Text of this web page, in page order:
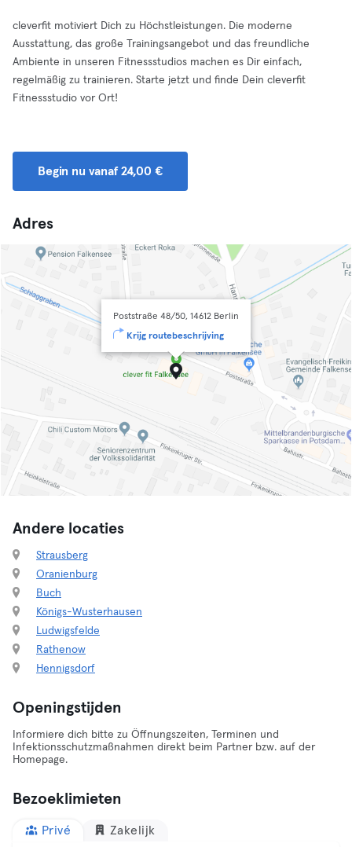
cleverfit motiviert Dich zu Höchstleistungen. Die moderne
Ausstattung, das große Trainingsangebot und das freundliche
Ambiente in unseren Fitnessstudios machen es Dir einfach,
regelmäßig zu trainieren. Starte jetzt und finde Dein cleverfit
Fitnessstudio vor Ort!
Begin nu vanaf 24,00 €
Adres
Poststraße 48/50, 14612 Berlin
Krijg routebeschrijving
Andere locaties
Strausberg
Oranienburg
Buch
Königs-Wusterhausen
Ludwigsfelde
Rathenow
Hennigsdorf
Openingstijden
Informiere dich bitte zu Öffnungszeiten, Terminen und
Infektionsschutzmaßnahmen direkt beim Partner bzw. auf der
Homepage.
Bezoeklimieten
Privé Zakelijk